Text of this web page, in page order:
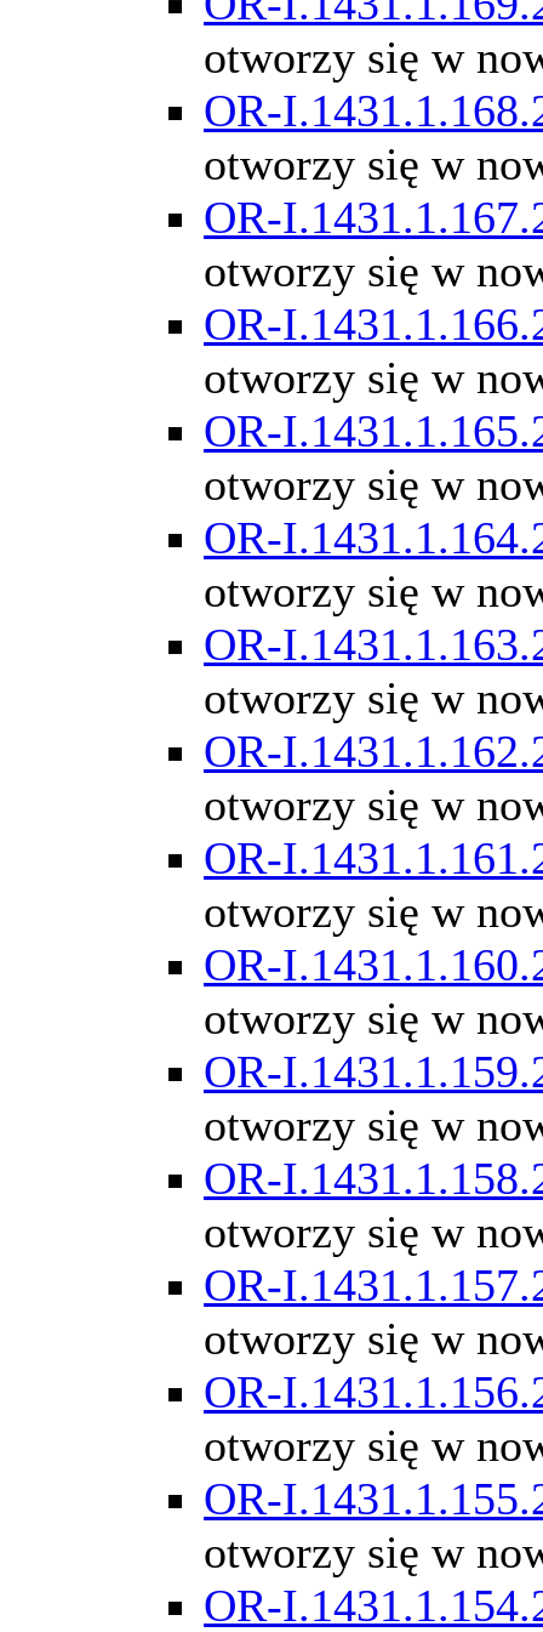
otworzy się w
OR-
otworzy się w
OR-
otworzy się w
OR-
otworzy się w
OR-
otworzy się w
OR-
otworzy się w
OR-
otworzy się w
OR-
otworzy się w
OR-
otworzy się w
OR-
otworzy się w
OR-
otworzy się w
OR-
otworzy się w
OR-
otworzy się w
OR-
otworzy się w
OR-
otworzy się w
OR-